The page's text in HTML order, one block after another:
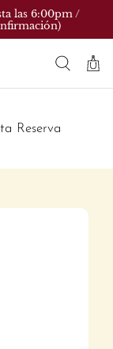
las 6:00pm /
Reserva